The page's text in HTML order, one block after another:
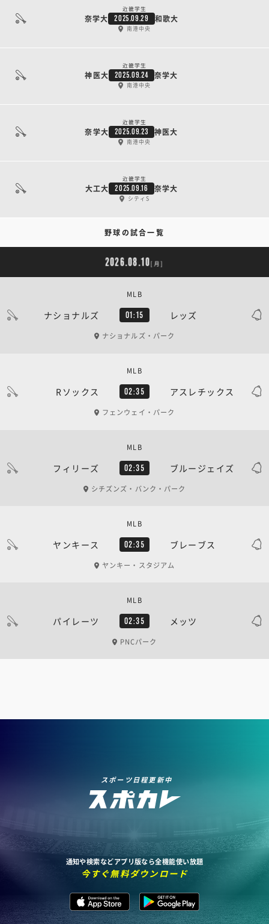
近畿学生
奈学大 2025.09.29 和歌大
南港中央
近畿学生
神医大 2025.09.24 奈学大
南港中央
近畿学生
奈学大 2025.09.23 神医大
南港中央
近畿学生
大工大 2025.09.16 奈学大
シティS
野球の試合一覧
2026.08.10[月]
ナショナルズ 01:15 レッズ
MLB
ナショナルズ・パーク
Rソックス 02:35 アスレチックス
MLB
フェンウェイ・パーク
フィリーズ 02:35 ブルージェイズ
MLB
シチズンズ・バンク・パーク
ヤンキース 02:35 ブレーブス
MLB
ヤンキー・スタジアム
パイレーツ 02:35 メッツ
MLB
PNCパーク
スポーツ日程更新中
通知や検索などアプリ版なら全機能使い放題
今すぐ無料ダウンロード